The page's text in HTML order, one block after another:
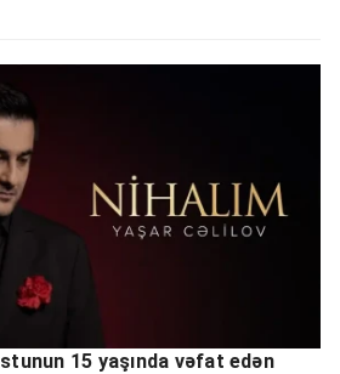
15 yaşında vəfat edən